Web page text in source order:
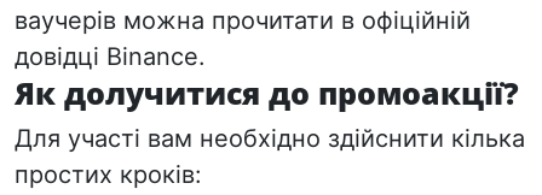
ваучерів можна прочитати в офіційній
довідці Binance.
Як долучитися до промоакції?
Для участі вам необхідно здійснити кілька
простих кроків: